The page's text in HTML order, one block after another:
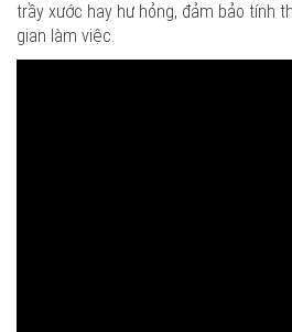
trầy xước hay hư hỏng, đảm bảo tính
gian làm việc.